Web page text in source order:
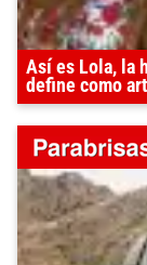
Así es Lola, la
define como